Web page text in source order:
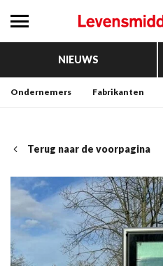
NIEUWS
Ondernemers Fabrikanten
Terug naar de voorpagina